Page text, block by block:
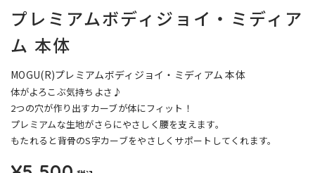
プレミアムボディジョイ・ミディア
ム 本体
MOGU(R)プレミアムボディジョイ・ミディアム 本体
体がよろこぶ気持ちよさ♪
2つの穴が作り出すカーブが体にフィット！
プレミアムな生地がさらにやさしく腰を支えます。
もたれると背骨のS字カーブをやさしくサポートしてくれます。